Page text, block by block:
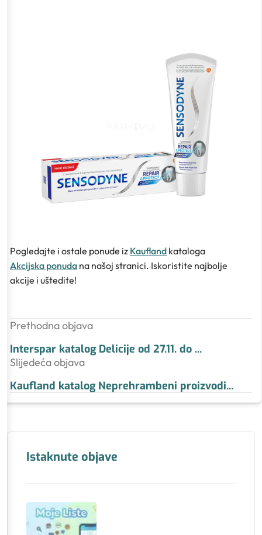
Pogledajte i ostale ponude iz Kaufland kataloga
Akcijska ponuda na našoj stranici. Iskoristite najbolje
akcije i uštedite!
Prethodna objava
Interspar katalog Delicije od 27.11. do ...
Slijedeća objava
Kaufland katalog Neprehrambeni proizvodi...
Istaknute objave